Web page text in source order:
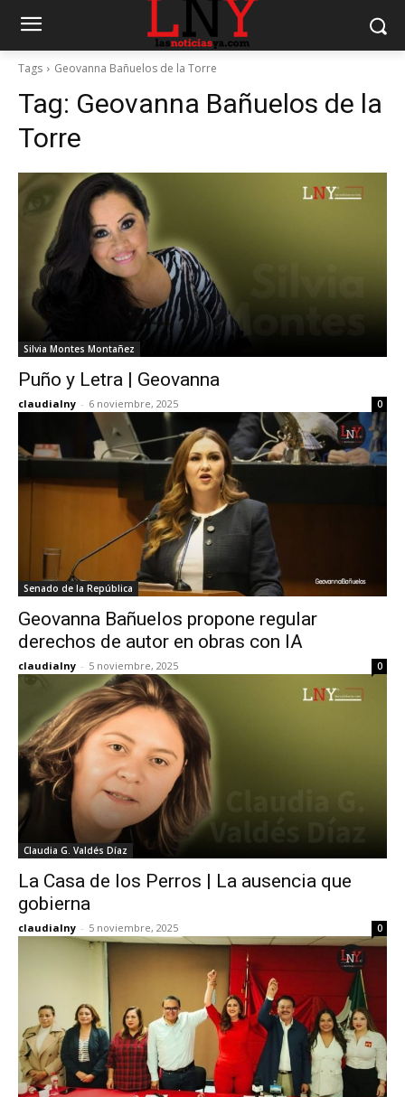
Tags Geovanna Bañuelos de la Torre
Tag: Geovanna Bañuelos de la
Torre
Silvia Montes Montañez
Puño y Letra | Geovanna
claudialny - 6 noviembre, 2025 0
Senado de la República
Geovanna Bañuelos propone regular
derechos de autor en obras con IA
claudialny - 5 noviembre, 2025 0
Claudia G. Valdés Díaz
La Casa de los Perros | La ausencia que
gobierna
claudialny - 5 noviembre, 2025 0